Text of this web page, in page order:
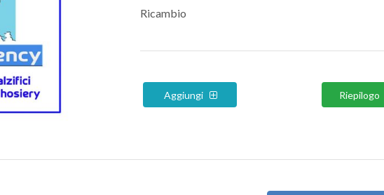
Ricambio
Aggiungi Riepilogo